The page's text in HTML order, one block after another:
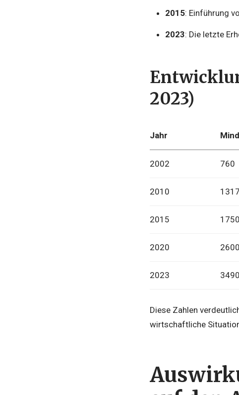
2015: Einführung
2023: Die letzte
2023)
Jahr
2002 760
2010 1317
2015 1750
2020 2600
2023 3490
Diese Zahlen
wirtschaftliche